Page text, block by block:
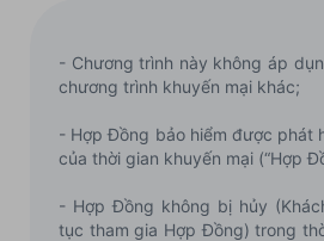
- Chương trình này không áp
chương trình khuyến mại khác;
- Hợp Đồng bảo hiểm được phát
của thời gian khuyến mại (“Hợp
- Hợp Đồng không bị hủy
tục tham gia Hợp Đồng) trong